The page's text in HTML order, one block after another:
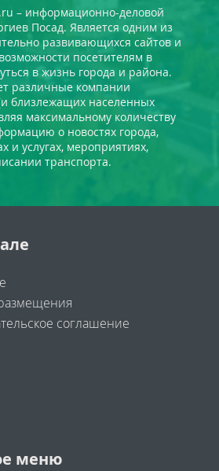
– информационно-деловой
Посад. Является одним из
развивающихся сайтов и
посетителям в
в жизнь города и района.
различные компании
близлежащих населенных
максимальному количеству
о новостях города,
и услугах, мероприятиях,
транспорта.
соглашение
меню